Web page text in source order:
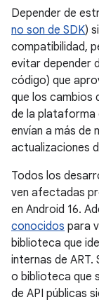
Depender de
no son de SDK)
compatibilidad,
evitar depender
código) que
que los cambios
de la plataforma
envían a más de
actualizaciones
Todos los
ven afectadas
en Android 16.
conocidos para
biblioteca que
internas de ART.
o biblioteca que
de API públicas